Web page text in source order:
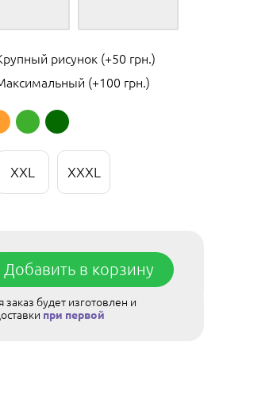
рисунок (+50 грн.)
(+100 грн.)
XXL XXXL
Добавить в корзину
заказ будет изготовлен и
при первой